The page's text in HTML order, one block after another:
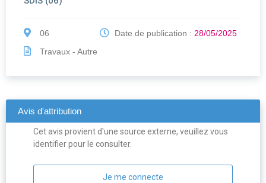
06
Travaux - Autre
Date de publication :28/05/2025
Avis d'attribution
Cet avis provient d'une source externe, veuillez vous
identifier pour le consulter.
Je me connecte